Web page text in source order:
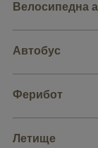
Велосипедна
Автобус
Ферибот
Летище